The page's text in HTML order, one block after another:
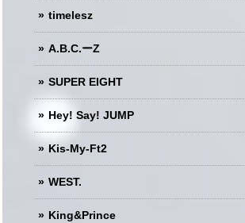
timelesz
A.B.C.ーZ
SUPER EIGHT
Hey! Say! JUMP
Kis-My-Ft2
WEST.
King&Prince